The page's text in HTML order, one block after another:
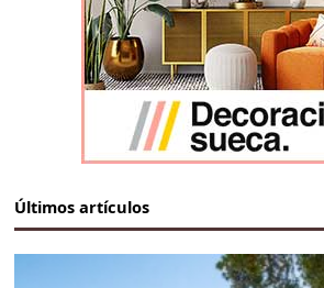
Últimos artículos